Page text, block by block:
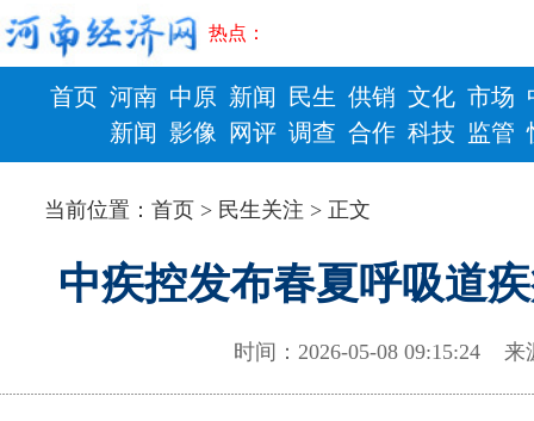
热点：
首页 河南
新闻
中原
影像
新闻
网评
民生
调查
供销
合作
文化
科技
市场
监管
财政 健康
当前位置：首页 > 民生关注 > 正文
中疾控发布春夏呼吸道
时间：2026-05-08 09:15:24